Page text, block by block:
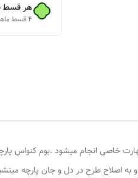
هر قسط
۴ قسط ماهانه. بدون سود، چک و ضامن.
خاصی انجام میشود .بوم کنواس
اصلاح طرح در دل و جان پارچه